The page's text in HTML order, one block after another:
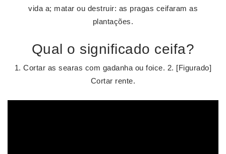
vida a; matar ou destruir: as pragas ceifaram as
plantações.
Qual o significado ceifa?
1. Cortar as searas com gadanha ou foice. 2. [Figurado]
Cortar rente.